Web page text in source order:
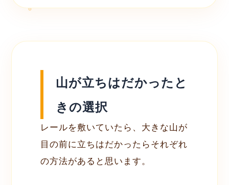
山が立ちはだかったと
きの選択
レールを敷いていたら、大きな山が
目の前に立ちはだかったらそれぞれ
の方法があると思います。